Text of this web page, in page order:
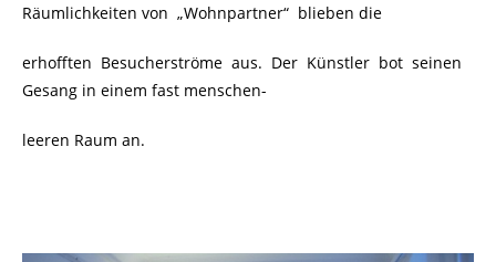
Räumlichkeiten von „Wohnpartner“ blieben die
erhofften Besucherströme aus. Der Künstler bot seinen
Gesang in einem fast menschen-
leeren Raum an.